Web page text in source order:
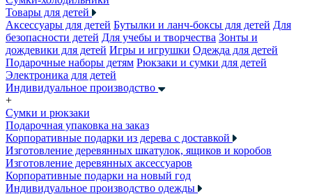
Товары для детей
Аксессуары для детей Бутылки и ланч-боксы для детей Для
безопасности детей Для учебы и творчества Зонты и
дождевики для детей Игры и игрушки Одежда для детей
Подарочные наборы детям Рюкзаки и сумки для детей
Электроника для детей
Индивидуальное производство
+
Сумки и рюкзаки
Подарочная упаковка на заказ
Корпоративные подарки из дерева с доставкой
Изготовление деревянных шкатулок, ящиков и коробов
Изготовление деревянных аксессуаров
Корпоративные подарки на новый год
Индивидуальное производство одежды